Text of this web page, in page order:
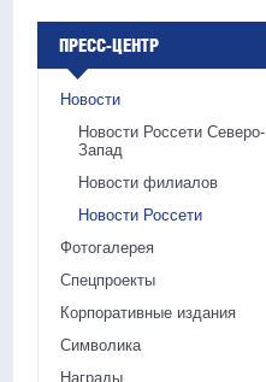
ПРЕСС-ЦЕНТР
Новости
Новости Россети Северо-
Запад
Новости филиалов
Новости Россети
Фотогалерея
Спецпроекты
Корпоративные издания
Символика
Награды